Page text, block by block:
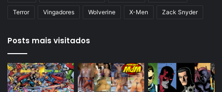
Terror Vingadores Wolverine X-Men Zack Snyder
Posts mais visitados